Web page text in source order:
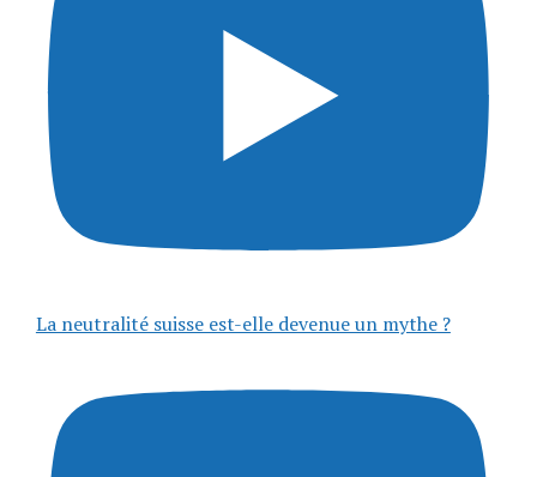
La neutralité suisse est-elle devenue un mythe ?